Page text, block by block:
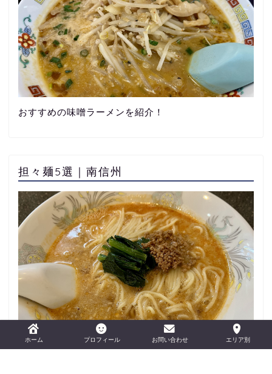
おすすめの味噌ラーメンを紹介！
担々麺5選｜南信州
おすすめの担々麺を紹介！
ホーム プロフィール お問い合わせ エリア別